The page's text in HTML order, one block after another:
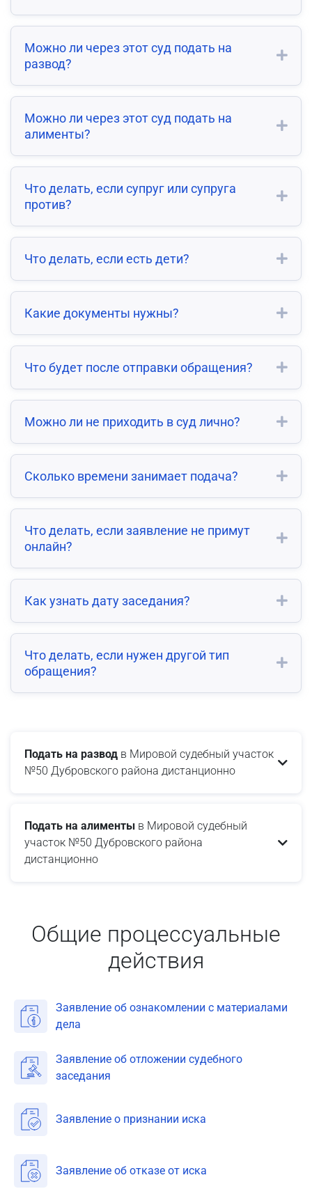
Можно ли через этот суд подать на
развод?
Можно ли через этот суд подать на
алименты?
Что делать, если супруг или супруга
против?
Что делать, если есть дети?
Какие документы нужны?
Что будет после отправки обращения?
Можно ли не приходить в суд лично?
Сколько времени занимает подача?
Что делать, если заявление не примут
онлайн?
Как узнать дату заседания?
Что делать, если нужен другой тип
обращения?
Подать на развод в Мировой судебный участок
№50 Дубровского района дистанционно
Подать на алименты в Мировой судебный
участок №50 Дубровского района
дистанционно
Общие процессуальные
действия
Заявление об ознакомлении с материалами
дела
Заявление об отложении судебного
заседания
Заявление о признании иска
Заявление об отказе от иска